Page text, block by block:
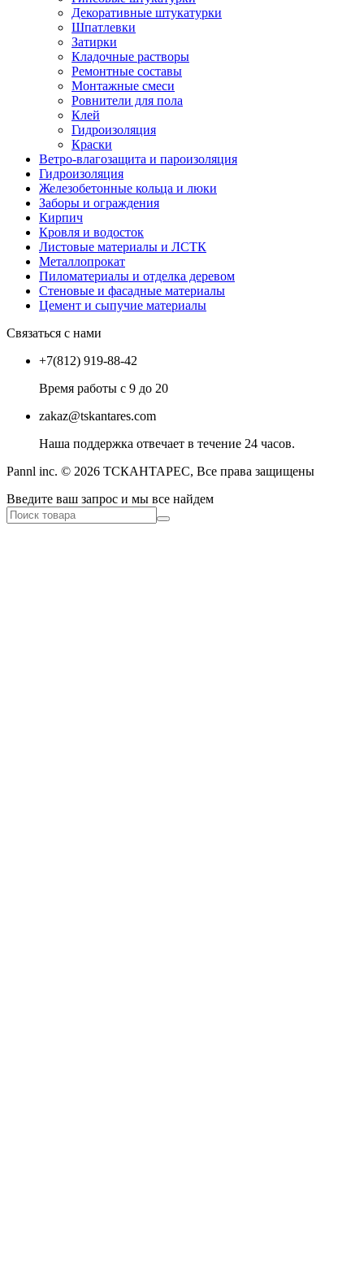
Декоративные штукатурки
Шпатлевки
Затирки
Кладочные растворы
Ремонтные составы
Монтажные смеси
Ровнители для пола
Клей
Гидроизоляция
Краски
Ветро-влагозащита и пароизоляция
Гидроизоляция
Железобетонные кольца и люки
Заборы и ограждения
Кирпич
Кровля и водосток
Листовые материалы и ЛСТК
Металлопрокат
Пиломатериалы и отделка деревом
Стеновые и фасадные материалы
Цемент и сыпучие материалы
Связаться с нами
+7(812) 919-88-42
Время работы с 9 до 20
zakaz@tskantares.com
Наша поддержка отвечает в течение 24 часов.
Pannl inc. © 2026 ТСКАНТАРЕС, Все права защищены
Введите ваш запрос и мы все найдем